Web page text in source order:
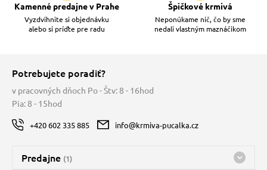
Kamenné predajne v Prahe
Vyzdvihnite si objednávku
alebo si príďte pre radu
Špičkové krmivá
Neponúkame nič, čo by sme
nedali vlastným maznáčikom
Potrebujete poradiť?
v pracovných dňoch Po - Štv: 8 - 16hod
Pia: 8 - 15hod
+420 602 335 885 info@krmiva-pucalka.cz
Predajne (1)